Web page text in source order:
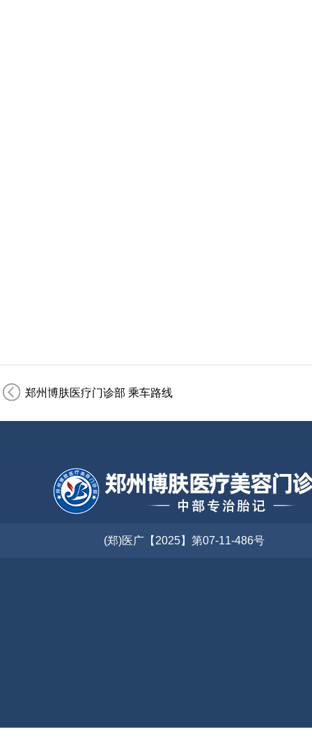
郑州博肤医疗门诊部 乘车路线
(郑)医广【2025】第07-11-486号